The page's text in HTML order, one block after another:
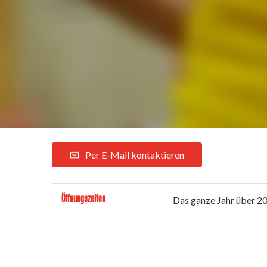
Per E-Mail kontaktieren
Öffnungszeiten Das ganze Jahr über